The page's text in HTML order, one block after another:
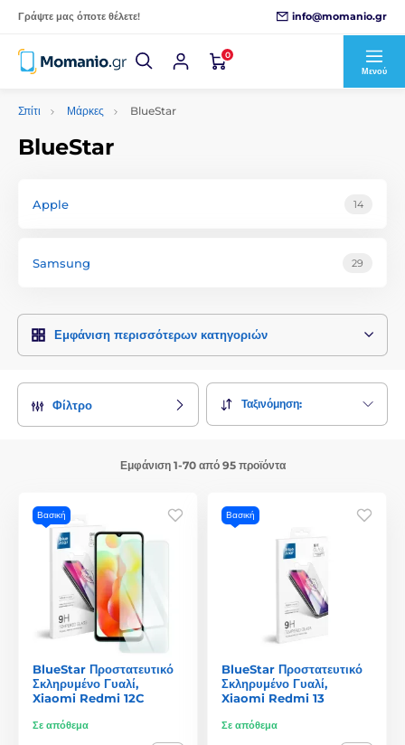
Γράψτε μας όποτε θέλετε! info@momanio.gr
0
Μενού
Σπίτι Μάρκες BlueStar
BlueStar
Apple 14
Samsung 29
Εμφάνιση περισσότερων κατηγοριών
Φίλτρο Ταξινόμηση:
Εμφάνιση 1-70 από 95 προϊόντα
Βασική
BlueStar Προστατευτικό
Σκληρυμένο Γυαλί,
Xiaomi Redmi 12C
Σε απόθεμα
Βασική
BlueStar Προστατευτικό
Σκληρυμένο Γυαλί,
Xiaomi Redmi 13
Σε απόθεμα